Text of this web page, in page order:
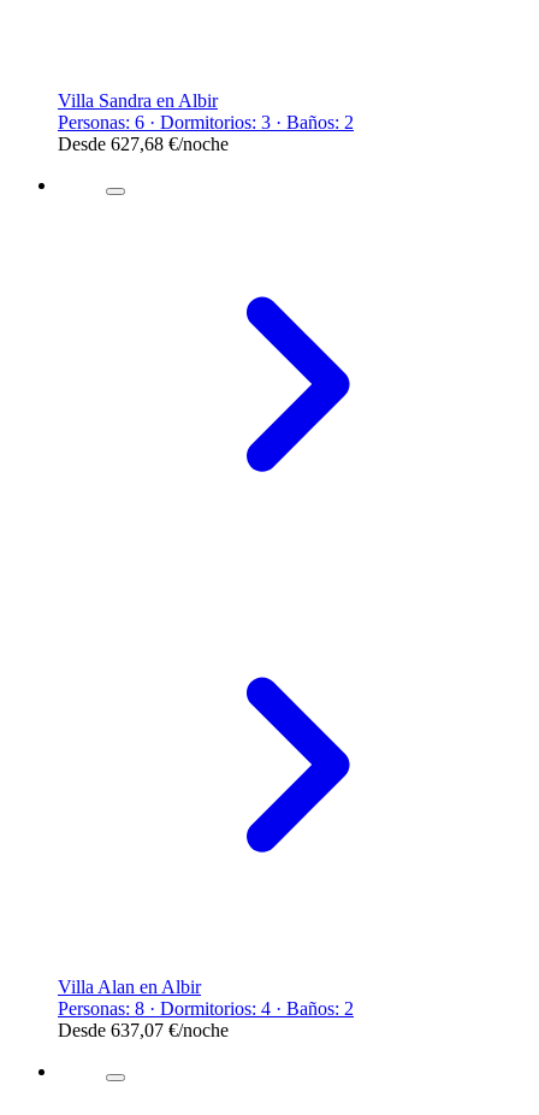
Villa Sandra en Albir
Personas: 6 · Dormitorios: 3 · Baños: 2
Desde 627,68 €/noche
Villa Alan en Albir
Personas: 8 · Dormitorios: 4 · Baños: 2
Desde 637,07 €/noche